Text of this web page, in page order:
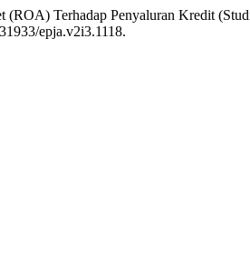
Terhadap Penyaluran Kredit
epja.v2i3.1118.